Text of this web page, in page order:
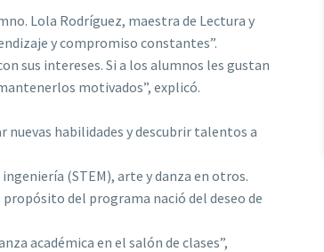
Lola Rodríguez, maestra de Lectura y
y compromiso constantes”.
sus intereses. Si a los alumnos les gustan
motivados”, explicó.
habilidades y descubrir talentos a
(STEM), arte y danza en otros.
del programa nació del deseo de
académica en el salón de clases”,